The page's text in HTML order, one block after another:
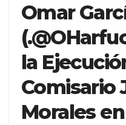
Omar
la
Comisario
Morales